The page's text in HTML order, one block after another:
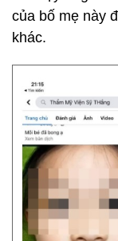
của bố mẹ này
khác.